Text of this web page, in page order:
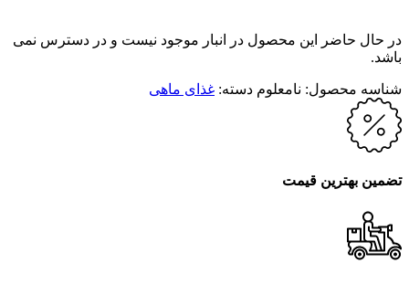
در حال حاضر این محصول در انبار موجود نیست و در دسترس نمی
باشد.
شناسه محصول: نامعلوم دسته: غذای ماهی
تضمین بهترین قیمت